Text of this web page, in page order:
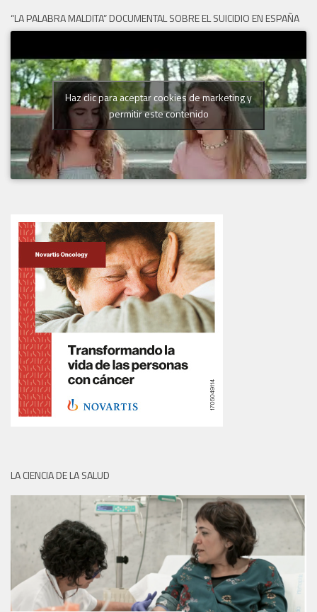
“LA PALABRA MALDITA” DOCUMENTAL SOBRE EL SUICIDIO EN ESPAÑA
Haz clic para aceptar cookies de marketing y
permitir este contenido
LA CIENCIA DE LA SALUD